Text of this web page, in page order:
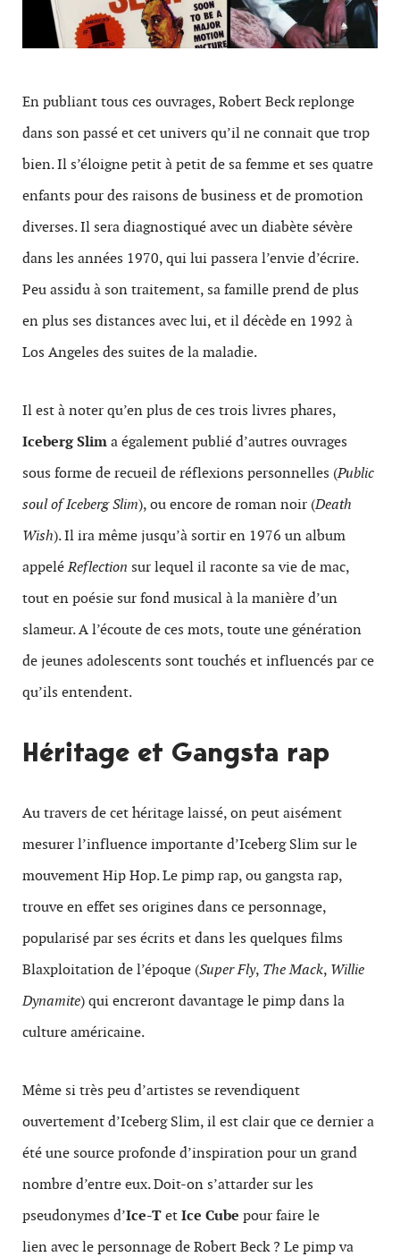
En publiant tous ces ouvrages, Robert Beck replonge
dans son passé et cet univers qu’il ne connait que trop
bien. Il s’éloigne petit à petit de sa femme et ses quatre
enfants pour des raisons de business et de promotion
diverses. Il sera diagnostiqué avec un diabète sévère
dans les années 1970, qui lui passera l’envie d’écrire.
Peu assidu à son traitement, sa famille prend de plus
en plus ses distances avec lui, et il décède en 1992 à
Los Angeles des suites de la maladie.
Il est à noter qu’en plus de ces trois livres phares,
Iceberg Slima également publié d’autres ouvrages
sous forme de recueil de réflexions personnelles (Public
soul of Iceberg Slim), ou encore de roman noir (Death
Wish). Il ira même jusqu’à sortir en 1976 un album
appeléReflection sur lequel il raconte sa vie de mac,
tout en poésie sur fond musical à la manière d’un
slameur. A l’écoute de ces mots, toute une génération
de jeunes adolescents sont touchés et influencés par ce
qu’ils entendent.
Héritage et Gangsta rap
Au travers de cet héritage laissé, on peut aisément
mesurer l’influence importante d’Iceberg Slim sur le
mouvement Hip Hop. Le pimp rap, ou gangsta rap,
trouve en effet ses origines dans ce personnage,
popularisé par ses écrits et dans les quelques films
Blaxploitation de l’époque (Super Fly, The Mack, Willie
Dynamite) qui encreront davantage le pimp dans la
culture américaine.
Même si très peu d’artistes se revendiquent
ouvertement d’Iceberg Slim, il est clair que ce dernier a
été une source profonde d’inspiration pour un grand
nombre d’entre eux. Doit-on s’attarder sur les
pseudonymes d’Ice-TetIce Cube pour faire le
lien avec le personnage de Robert Beck ? Le pimp va